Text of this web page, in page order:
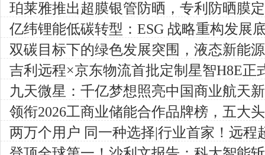
珀莱雅推出超膜银管防晒，专利防晒膜
亿纬锂能低碳转型：ESG 战略重构发展
双碳目标下的绿色发展突围，液态新能
领关键驱动者
吉利远程×京东物流首批定制星智H8E正
物流新标杆
九天微星：千亿梦想照亮中国商业航天
领衔2026工商业储能合作品牌榜，五大
新机遇
两万个用户 同一种选择|行业首家！远程